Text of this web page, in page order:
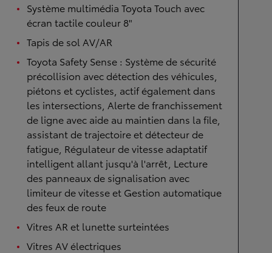
Système multimédia Toyota Touch avec
écran tactile couleur 8"
Tapis de sol AV/AR
Toyota Safety Sense : Système de sécurité
précollision avec détection des véhicules,
piétons et cyclistes, actif également dans
les intersections, Alerte de franchissement
de ligne avec aide au maintien dans la file,
assistant de trajectoire et détecteur de
fatigue, Régulateur de vitesse adaptatif
intelligent allant jusqu'à l'arrêt, Lecture
des panneaux de signalisation avec
limiteur de vitesse et Gestion automatique
des feux de route
Vitres AR et lunette surteintées
Vitres AV électriques